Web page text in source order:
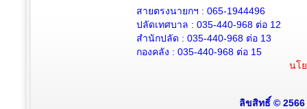
สายตรงนายกฯ : 065-1944496
ปลัดเทศบาล : 035-440-968 ต่อ 12
สำนักปลัด : 035-440-968 ต่อ 13
กองคลัง : 035-440-968 ต่อ 15
นโ
ลิขสิทธิ์ © 2566